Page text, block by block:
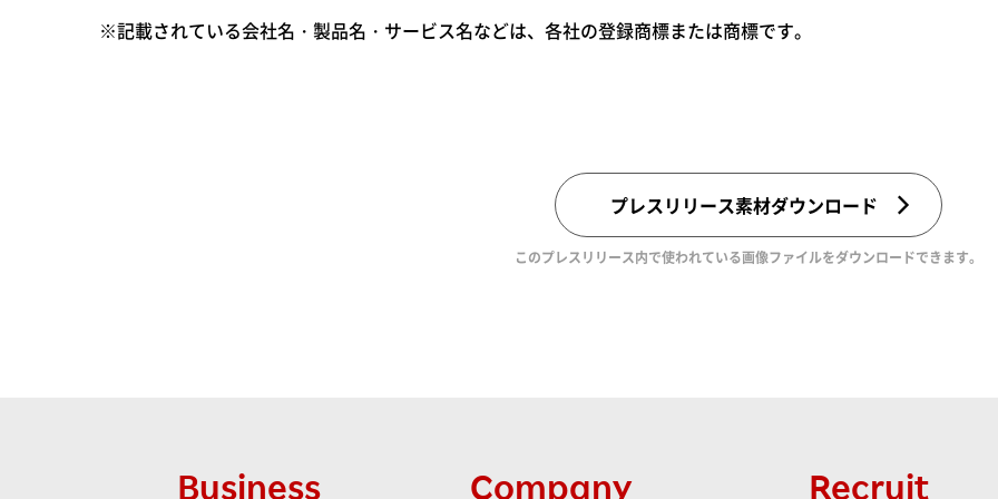
※記載されている会社名・製品名・サービス名などは、各社の登録商標または商標です。
プレスリリース素材ダウンロード
このプレスリリース内で使われている画像ファイルをダウンロードできます。
Business Company Recruit